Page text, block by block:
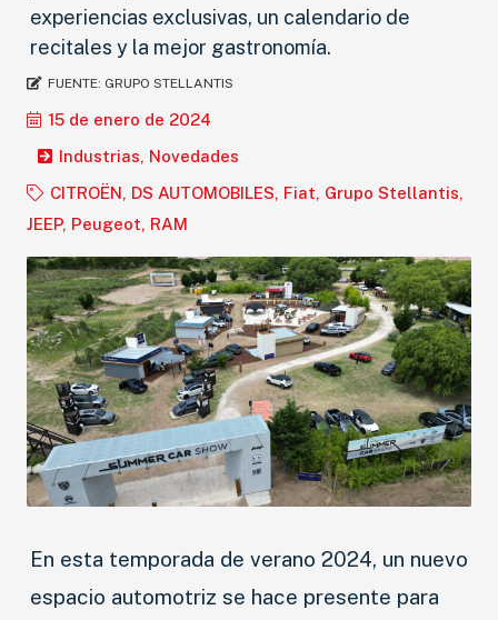
experiencias exclusivas, un calendario de
recitales y la mejor gastronomía.
FUENTE: GRUPO STELLANTIS
15 de enero de 2024
Industrias, Novedades
CITROËN, DS AUTOMOBILES, Fiat, Grupo Stellantis,
JEEP, Peugeot, RAM
En esta temporada de verano 2024, un nuevo
espacio automotriz se hace presente para